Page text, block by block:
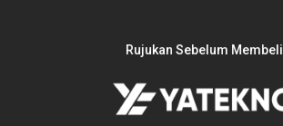
Rujukan Sebelum Membeli